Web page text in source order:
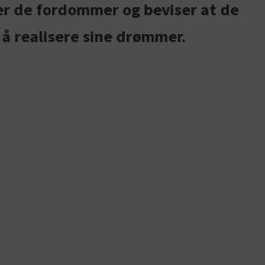
de fordommer og beviser at de
realisere sine drømmer.